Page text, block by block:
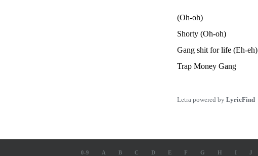
(Oh-oh)
Shorty (Oh-oh)
Gang shit for life (Eh-eh)
Trap Money Gang
Letra powered by LyricFind
0-9 A B C D E F G H I J